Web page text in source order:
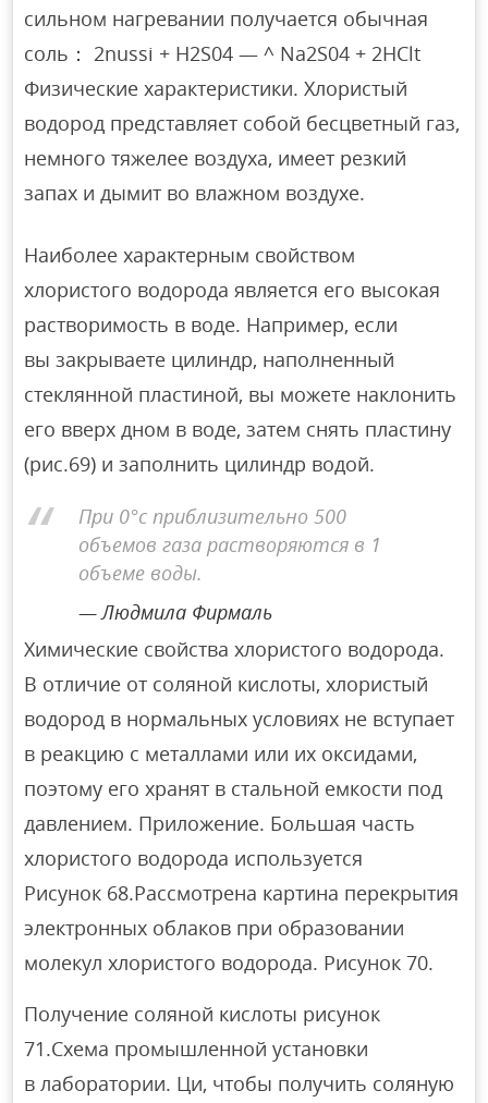
сильном нагревании получается обычная
соль： 2nussi + H2S04 — ^ Na2S04 + 2HClt
Физические характеристики. Хлористый
водород представляет собой бесцветный газ,
немного тяжелее воздуха, имеет резкий
запах и дымит во влажном воздухе.
Наиболее характерным свойством
хлористого водорода является его высокая
растворимость в воде. Например, если
вы закрываете цилиндр, наполненный
стеклянной пластиной, вы можете наклонить
его вверх дном в воде, затем снять пластину
(рис.69) и заполнить цилиндр водой.
При 0°c приблизительно 500
объемов газа растворяются в 1
объеме воды.
Людмила Фирмаль
Химические свойства хлористого водорода.
В отличие от соляной кислоты, хлористый
водород в нормальных условиях не вступает
в реакцию с металлами или их оксидами,
поэтому его хранят в стальной емкости под
давлением. Приложение. Большая часть
хлористого водорода используется
Рисунок 68.Рассмотрена картина перекрытия
электронных облаков при образовании
молекул хлористого водорода. Рисунок 70.
Получение соляной кислоты рисунок
71.Схема промышленной установки
в лаборатории. Ци, чтобы получить соляную